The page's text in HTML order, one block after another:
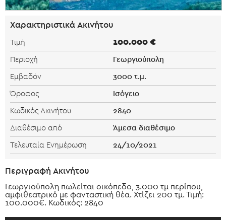
Χαρακτηριστικά Ακινήτου
Τιμή 100.000 €
Περιοχή Γεωργιούπολη
Εμβαδόν 3000 τ.μ.
Όροφος Ισόγειο
Κωδικός Ακινήτου 2840
Διαθέσιμο από Άμεσα διαθέσιμο
Τελευταία Ενημέρωση 24/10/2021
Περιγραφή Ακινήτου
Γεωργιούπολη πωλείται οικόπεδο, 3.000 τμ περίπου,
αμφιθεατρικό με φανταστική θέα. Χτίζει 200 τμ. Τιμή:
100.000€. Κωδικός: 2840